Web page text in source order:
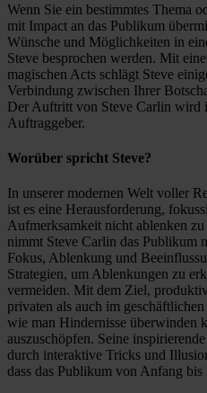
Wenn Sie ein bestimmtes Thema
mit Impact an das Publikum
Wünsche und Möglichkeiten in
Steve besprochen werden. Mit
magischen Acts schlägt Steve
Verbindung zwischen Ihrer
Der Auftritt von Steve Carlin wird
Auftraggeber.
Worüber spricht Steve?
In unserer modernen Welt voller
ist es eine Herausforderung,
Aufmerksamkeit nicht ablenken
nimmt Steve Carlin das Publikum
Fokus, Ablenkung und
Strategien, um Ablenkungen zu
vermeiden. Mit dem Ziel,
privaten als auch im
wie man Hindernisse überwinden
auszuschöpfen. Seine
durch interaktive Tricks und
dass das Publikum von Anfang bis